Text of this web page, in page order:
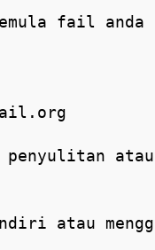
fail anda
penyulitan atau
atau